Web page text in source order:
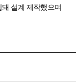
설계 제작했으며